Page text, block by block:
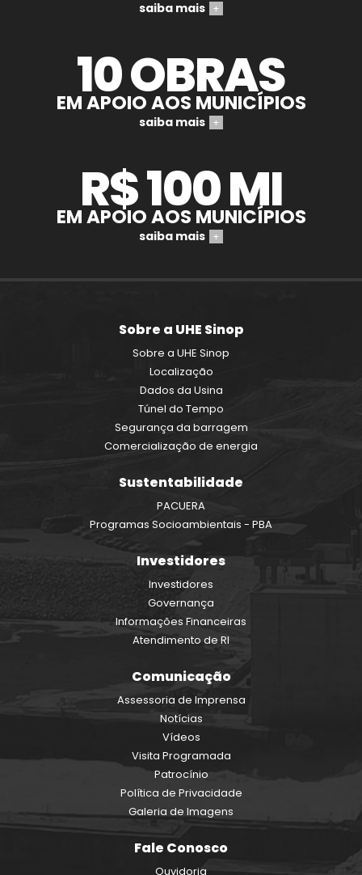
10 OBRAS
EM APOIO AOS MUNICÍPIOS
saiba mais +
R$ 100 MI
EM APOIO AOS MUNICÍPIOS
saiba mais +
Localização
Dados da Usina
Túnel do Tempo
Segurança da barragem
Comercialização de energia
Sustentabilidade
Programas Socioambientais - PBA
Investidores
Investidores
Governança
Informações Financeiras
Atendimento de RI
Comunicação
Assessoria de Imprensa
Notícias
Vídeos
Visita Programada
Patrocínio
Política de Privacidade
Galeria de Imagens
Fale Conosco
Ouvidoria
Canal de Denúncias
Trabalhe Conosco